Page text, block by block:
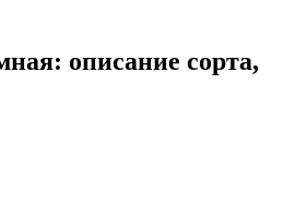
описание сорта,